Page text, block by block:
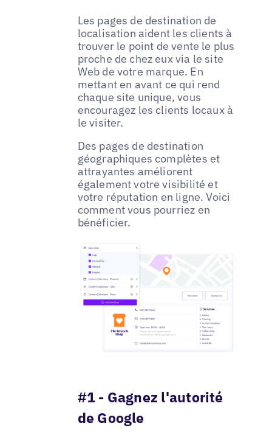
Les pages de destination de
localisation aident les clients à
trouver le point de vente le plus
proche de chez eux via le site
Web de votre marque. En
mettant en avant ce qui rend
chaque site unique, vous
encouragez les clients locaux à
le visiter.
Des pages de destination
géographiques complètes et
attrayantes améliorent
également votre visibilité et
votre réputation en ligne. Voici
comment vous pourriez en
bénéficier.
#1 - Gagnez l'autorité
de Google